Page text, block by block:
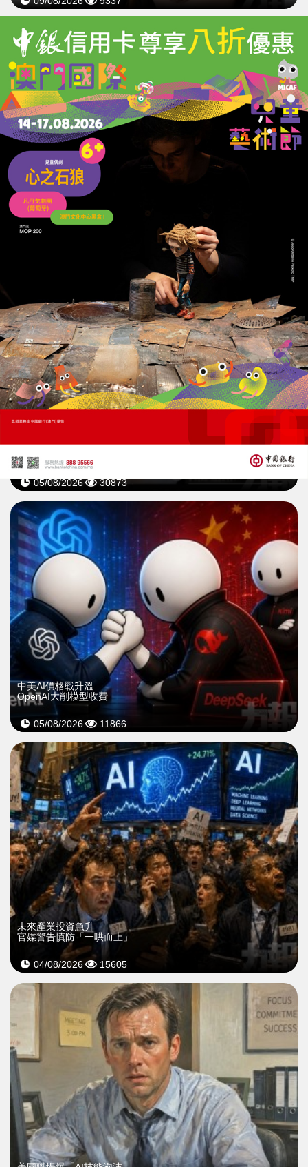
京東開源即時影片編輯模型
支援720P每秒30幀「邊播邊改」
AI短劇女主角進軍電商帶貨
廣告報價高見25.8萬元
05/08/2026 30873
中美AI價格戰升溫
OpenAI大削模型收費
05/08/2026 11866
未來產業投資急升
官媒警告慎防「一哄而上」
04/08/2026 15605